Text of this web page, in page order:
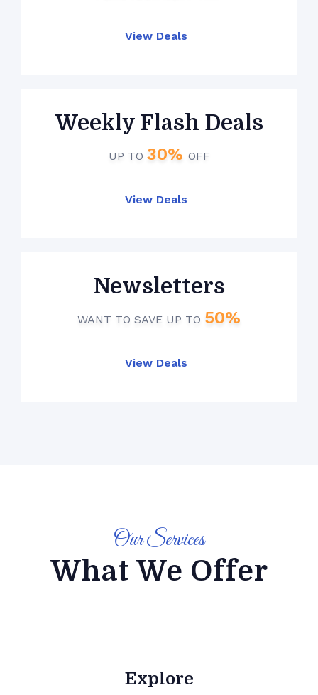
View Deals
Weekly Flash Deals
UP TO 30% OFF
View Deals
Newsletters
WANT TO SAVE UP TO 50%
View Deals
Our Services
What We Offer
Explore